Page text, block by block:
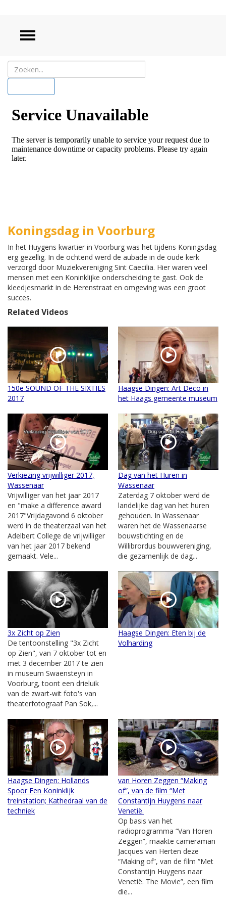
Koningsdag in Voorburg
In het Huygens kwartier in Voorburg was het tijdens Koningsdag
erg gezellig. In de ochtend werd de aubade in de oude kerk
verzorgd door Muziekvereniging Sint Caecilia. Hier waren veel
mensen met een Koninklijke onderscheiding te gast. Ook de
kleedjesmarkt in de Herenstraat en omgeving was een groot
succes.
Related Videos
150e SOUND OF THE SIXTIES
2017
Haagse Dingen: Art Deco in
het Haags gemeente museum
Verkiezing vrijwilliger 2017,
Wassenaar
Vrijwilliger van het jaar 2017
en "make a difference award
2017"Vrijdagavond 6 oktober
werd in de theaterzaal van het
Adelbert College de vrijwilliger
van het jaar 2017 bekend
gemaakt. Vele...
Dag van het Huren in
Wassenaar
Zaterdag 7 oktober werd de
landelijke dag van het huren
gehouden. In Wassenaar
waren het de Wassenaarse
bouwstichting en de
Willibrordus bouwvereniging,
die gezamenlijk de dag...
3x Zicht op Zien
De tentoonstelling "3x Zicht
op Zien", van 7 oktober tot en
met 3 december 2017 te zien
in museum Swaensteyn in
Voorburg, toont een drieluik
van de zwart-wit foto's van
theaterfotograaf Pan Sok,...
Haagse Dingen: Eten bij de
Volharding
Haagse Dingen: Hollands
Spoor Een Koninklijk
treinstation; Kathedraal van de
techniek
van Horen Zeggen “Making
of”, van de film “Met
Constantijn Huygens naar
Venetië.
Op basis van het
radioprogramma “Van Horen
Zeggen”, maakte cameraman
Jacques van Herten deze
“Making of”, van de film “Met
Constantijn Huygens naar
Venetië. The Movie”, een film
die...